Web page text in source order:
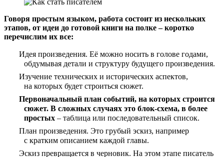
Говоря простым языком, работа состоит из нескольких
этапов, от идеи до готовой книги на полке – коротко
перечислим их все:
Идея произведения. Её можно носить в голове годами,
обдумывая детали и структуру будущего произведения.
Изучение технических и исторических аспектов,
на которых будет строиться сюжет.
Первоначальный план событий, на которых строится
сюжет. В сложных случаях это блок-схема, в более
простых – таблица или последовательный список.
План произведения. Это грубый эскиз, например
с кратким описанием каждой главы.
Эскиз превращается в черновик. На этом этапе писатель